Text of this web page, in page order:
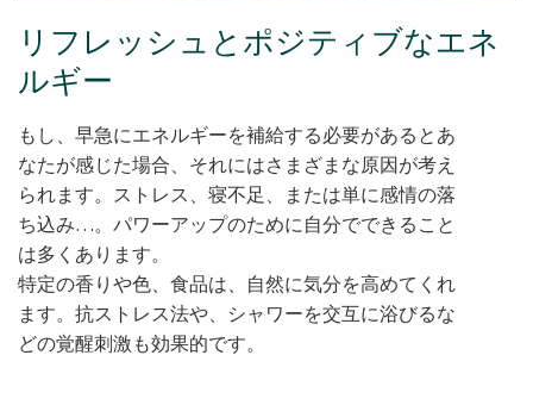
リフレッシュとポジティブなエネ
ルギー
もし、早急にエネルギーを補給する必要があるとあ
なたが感じた場合、それにはさまざまな原因が考え
られます。ストレス、寝不足、または単に感情の落
ち込み…。パワーアップのために自分でできること
は多くあります。
特定の香りや色、食品は、自然に気分を高めてくれ
ます。抗ストレス法や、シャワーを交互に浴びるな
どの覚醒刺激も効果的です。